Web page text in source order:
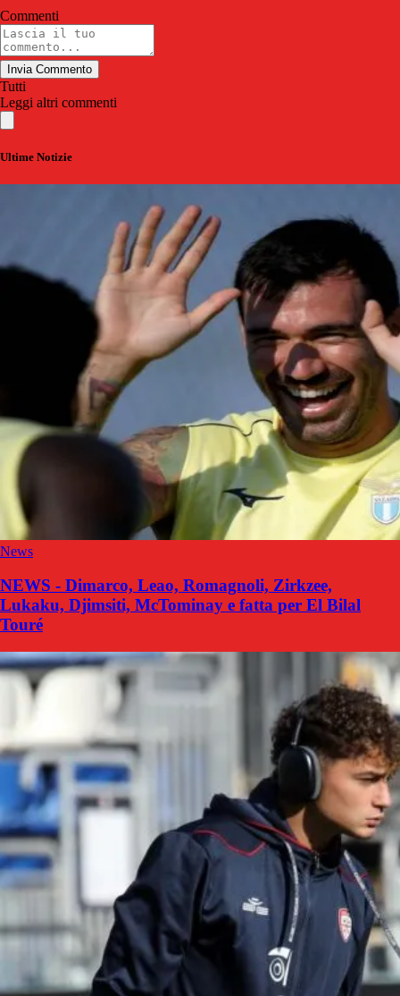
Commenti
Invia Commento
Tutti
Leggi altri commenti
Ultime Notizie
News
NEWS - Dimarco, Leao, Romagnoli, Zirkzee,
Lukaku, Djimsiti, McTominay e fatta per El Bilal
Touré